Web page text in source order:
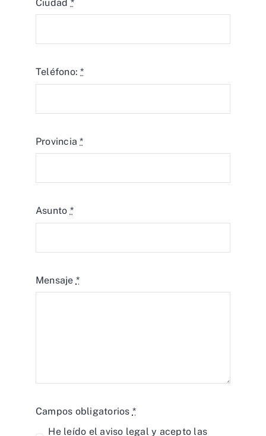
Ciudad *
Teléfono:*
Provincia*
Asunto *
Mensaje *
Campos obligatorios *
He leído elaviso legal y acepto las